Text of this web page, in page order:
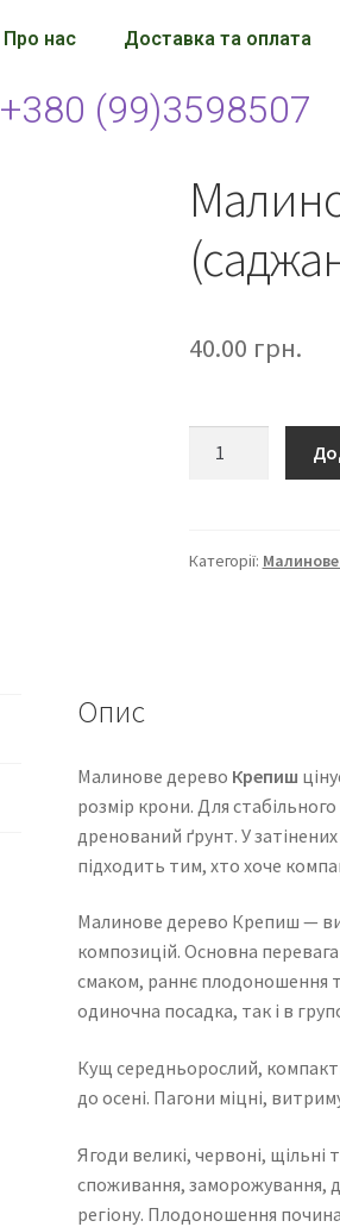
Про нас Доставка та оплата
+380 (99)3598507
40.00 грн.
Категорії:
Опис
Малинове дерево Крепиш
розмір крони. Для
дренований ґрунт. У
підходить тим, хто хоче
Малинове дерево Крепиш —
композицій. Основна
смаком, раннє плодоношення
одиночна посадка, так і в
Кущ середньорослий,
до осені. Пагони міцні,
Ягоди великі, червоні, щільні
споживання, заморожування,
регіону. Плодоношення